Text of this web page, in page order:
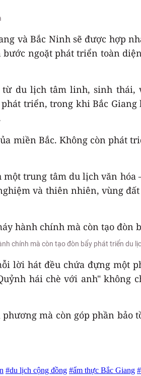
và Bắc Ninh sẽ được hợp
ngoặt phát triển toàn
du lịch tâm linh, sinh thái,
triển, trong khi Bắc
miền Bắc. Không còn phát
trung tâm du lịch văn hóa
và thiên nhiên, vùng
chính mà còn tạo đòn bẩy phát triển du
lời hát đều chứa đựng một
hái chè với anh" không
mà còn góp phần bảo
#du lịch cộng đồng #ẩm thực Bắc Giang